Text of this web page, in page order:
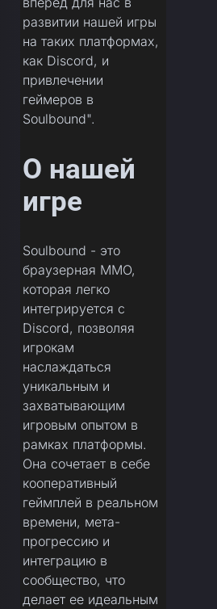
развитии нашей игры
на таких платформах,
как Discord, и
привлечении
геймеров в
Soulbound".
О нашей
игре
Soulbound - это
браузерная MMO,
которая легко
интегрируется с
Discord, позволяя
игрокам
наслаждаться
уникальным и
захватывающим
игровым опытом в
рамках платформы.
Она сочетает в себе
кооперативный
геймплей в реальном
времени, мета-
прогрессию и
интеграцию в
сообщество, что
делает ее идеальным